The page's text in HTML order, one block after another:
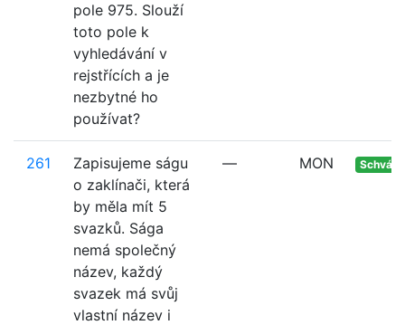
pole 975. Slouží
toto pole k
vyhledávání v
rejstřících a je
nezbytné ho
používat?
261
Zapisujeme ságu
o zaklínači, která
by měla mít 5
svazků. Sága
nemá společný
název, každý
svazek má svůj
vlastní název i
— MON